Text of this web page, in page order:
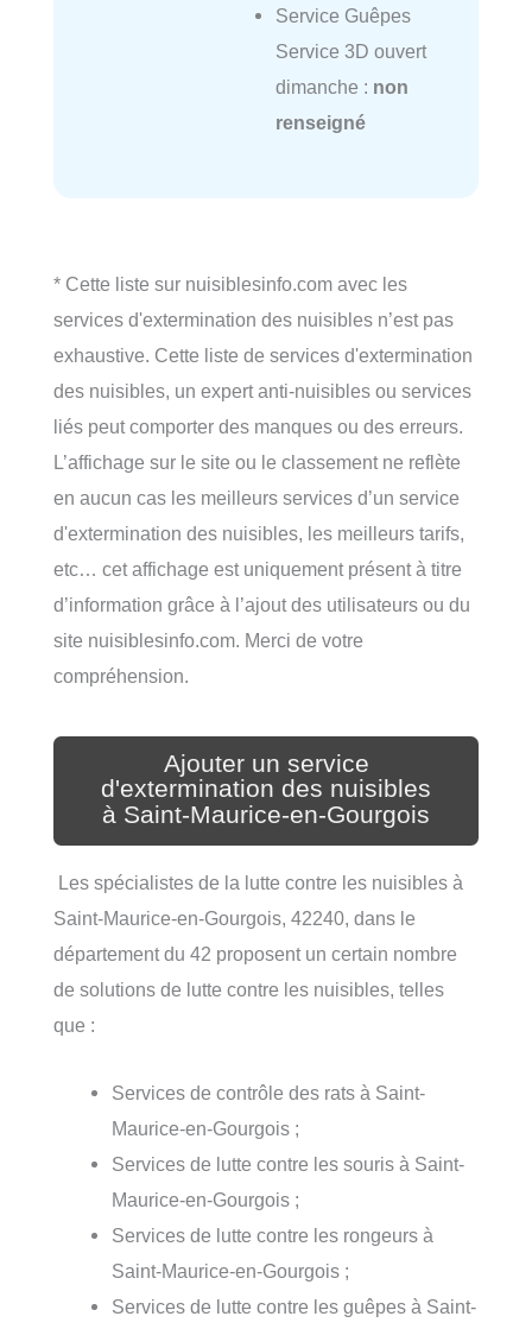
Service Guêpes
Service 3D ouvert
dimanche : non
renseigné
* Cette liste sur nuisiblesinfo.com avec les
services d'extermination des nuisibles n’est pas
exhaustive. Cette liste de services d'extermination
des nuisibles, un expert anti-nuisibles ou services
liés peut comporter des manques ou des erreurs.
L’affichage sur le site ou le classement ne reflète
en aucun cas les meilleurs services d’un service
d'extermination des nuisibles, les meilleurs tarifs,
etc… cet affichage est uniquement présent à titre
d’information grâce à l’ajout des utilisateurs ou du
site nuisiblesinfo.com. Merci de votre
compréhension.
Ajouter un service
d'extermination des nuisibles
à Saint-Maurice-en-Gourgois
Les spécialistes de la lutte contre les nuisibles à
Saint-Maurice-en-Gourgois, 42240, dans le
département du 42 proposent un certain nombre
de solutions de lutte contre les nuisibles, telles
que :
Services de contrôle des rats à Saint-
Maurice-en-Gourgois ;
Services de lutte contre les souris à Saint-
Maurice-en-Gourgois ;
Services de lutte contre les rongeurs à
Saint-Maurice-en-Gourgois ;
Services de lutte contre les guêpes à Saint-